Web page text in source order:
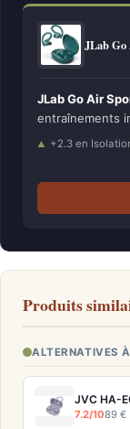
JLab
JLab Go Air
entraînements
+2.3 en
Produits
ALTERNATIVES
JVC HA-
7.2/1089 €